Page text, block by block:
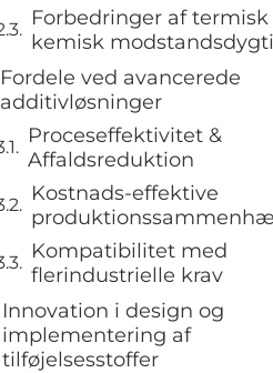
Forbedringer af termisk
kemisk
Fordele ved avancerede
additivløsninger
Proceseffektivitet &
Affaldsreduktion
Kostnads-effektive
Kompatibilitet med
flerindustrielle krav
Innovation i design og
implementering af
tilføjelsesstoffer